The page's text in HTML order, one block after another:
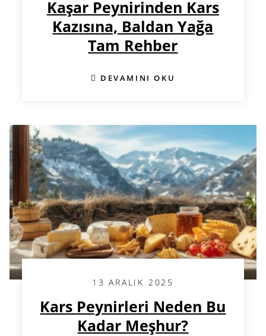
Kaşar Peynirinden Kars
Kazısına, Baldan Yağa
Tam Rehber
DEVAMINI OKU
13 ARALIK 2025
Kars Peynirleri Neden Bu
Kadar Meşhur?